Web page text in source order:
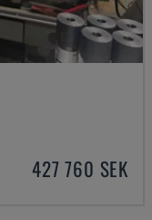
427 760 SEK